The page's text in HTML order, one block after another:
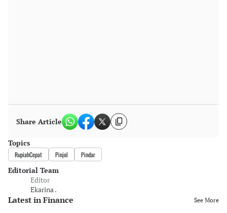
Share Article
Topics
RupiahCepat Pinjol Pindar
Editorial Team
Editor
Ekarina .
Latest in Finance See More